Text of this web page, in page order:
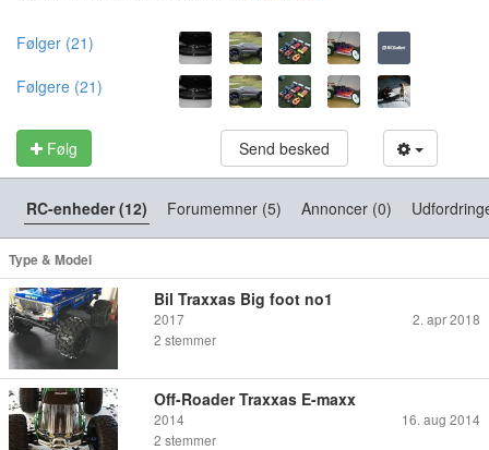
Følger (21)
Følgere (21)
Følg Send besked
RC-enheder (12) Forumemner (5) Annoncer (0)
Type & Model
Bil Traxxas Big foot no1
2017
2. apr 2018
2 stemmer
Off-Roader Traxxas E-maxx
2014
16. aug 2014
2 stemmer